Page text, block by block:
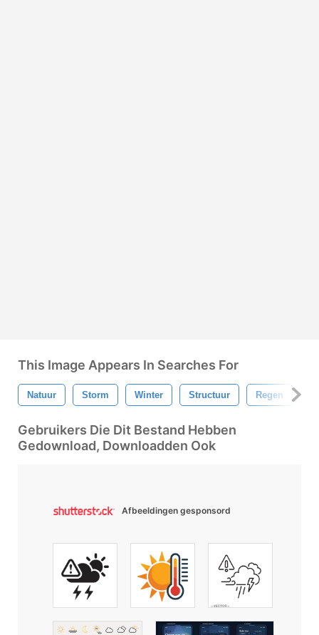
This Image Appears In Searches For
Natuur Storm Winter Structuur Regen
Gebruikers Die Dit Bestand Hebben
Gedownload, Downloadden Ook
Afbeeldingen gesponsord